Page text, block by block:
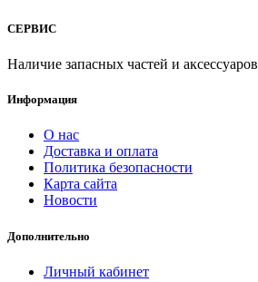
СЕРВИС
Наличие запасных частей и аксессуаров
Информация
О нас
Доставка и оплата
Политика безопасности
Карта сайта
Новости
Дополнительно
Личный кабинет